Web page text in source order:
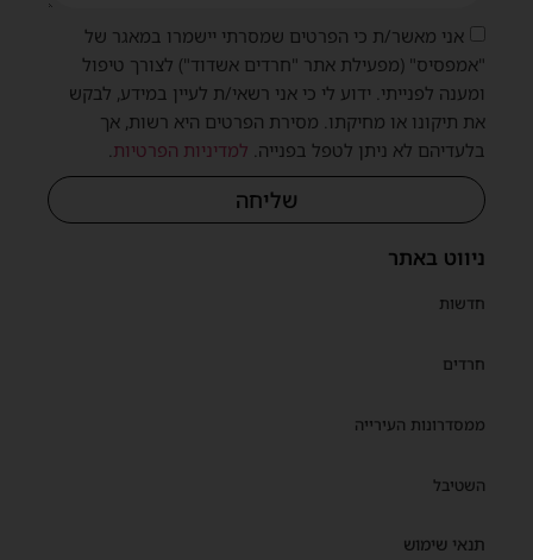
ניווט באתר
חדשות
חרדים
ממסדרונות העירייה
השטיבל
תנאי שימוש
אני מאשר/ת כי הפרטים שמסרתי יישמרו במאגר של
"אמפסיס" (מפעילת אתר "חרדים אשדוד") לצורך טיפול
ומענה לפנייתי. ידוע לי כי אני רשאי/ת לעיין במידע, לבקש
את תיקונו או מחיקתו. מסירת הפרטים היא רשות, אך
בלעדיהם לא ניתן לטפל בפנייה. למדיניות הפרטיות
שליחה